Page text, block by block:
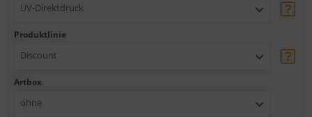
UV-Direktdruck
Produktlinie
Discount
Artbox
ohne